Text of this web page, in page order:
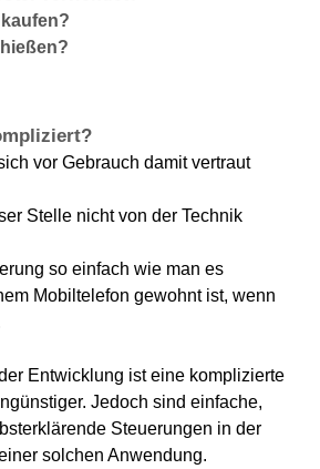
vor Gebrauch damit vertraut
Stelle nicht von der Technik
so einfach wie man es
Mobiltelefon gewohnt ist, wenn
Entwicklung ist eine komplizierte
Jedoch sind einfache,
Steuerungen in der
solchen Anwendung.